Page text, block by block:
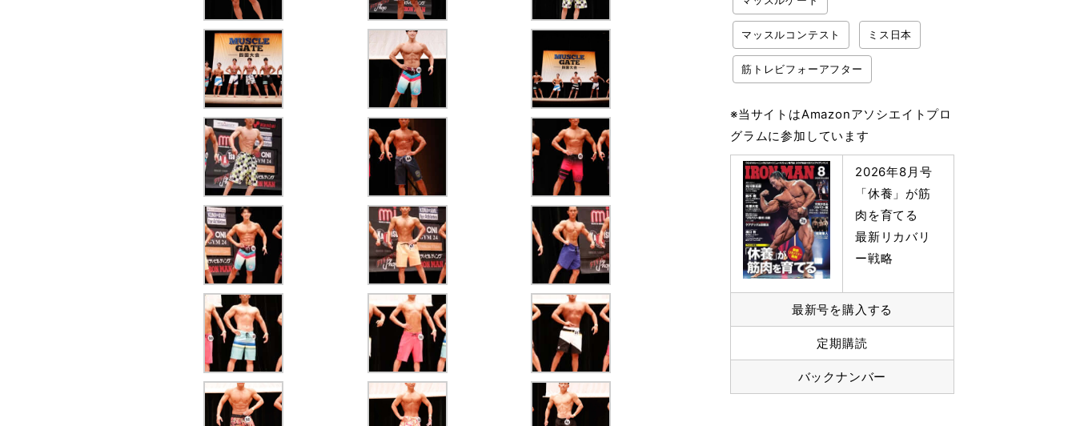
マッスルコンテスト ミス日本
筋トレビフォーアフター
※当サイトはAmazonアソシエイトプロ
グラムに参加しています
2026年8月号
「休養」が筋
肉を育てる
最新リカバリ
ー戦略
最新号を購入する
定期購読
バックナンバー